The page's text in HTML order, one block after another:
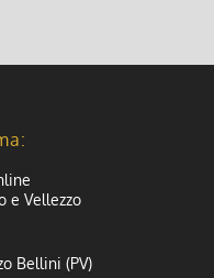
e Vellezzo
Bellini (PV)